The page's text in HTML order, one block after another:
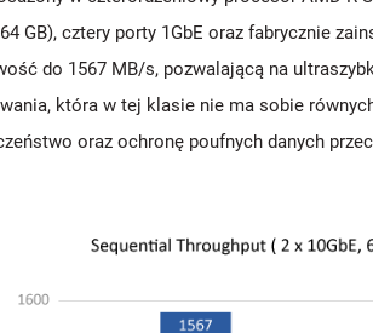
GB), cztery porty 1GbE oraz fabrycznie
do 1567 MB/s, pozwalającą na
która w tej klasie nie ma sobie
oraz ochronę poufnych danych